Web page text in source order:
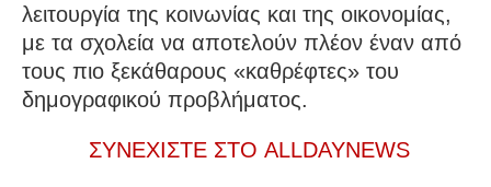
λειτουργία της κοινωνίας και της οικονομίας,
με τα σχολεία να αποτελούν πλέον έναν από
τους πιο ξεκάθαρους «καθρέφτες» του
δημογραφικού προβλήματος.
ΣΥΝΕΧΙΣΤΕ ΣΤΟ ALLDAYNEWS